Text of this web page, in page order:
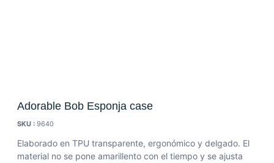
Adorable Bob Esponja case
SKU : 9640
Elaborado en TPU transparente, ergonómico y delgado. El
material no se pone amarillento con el tiempo y se ajusta